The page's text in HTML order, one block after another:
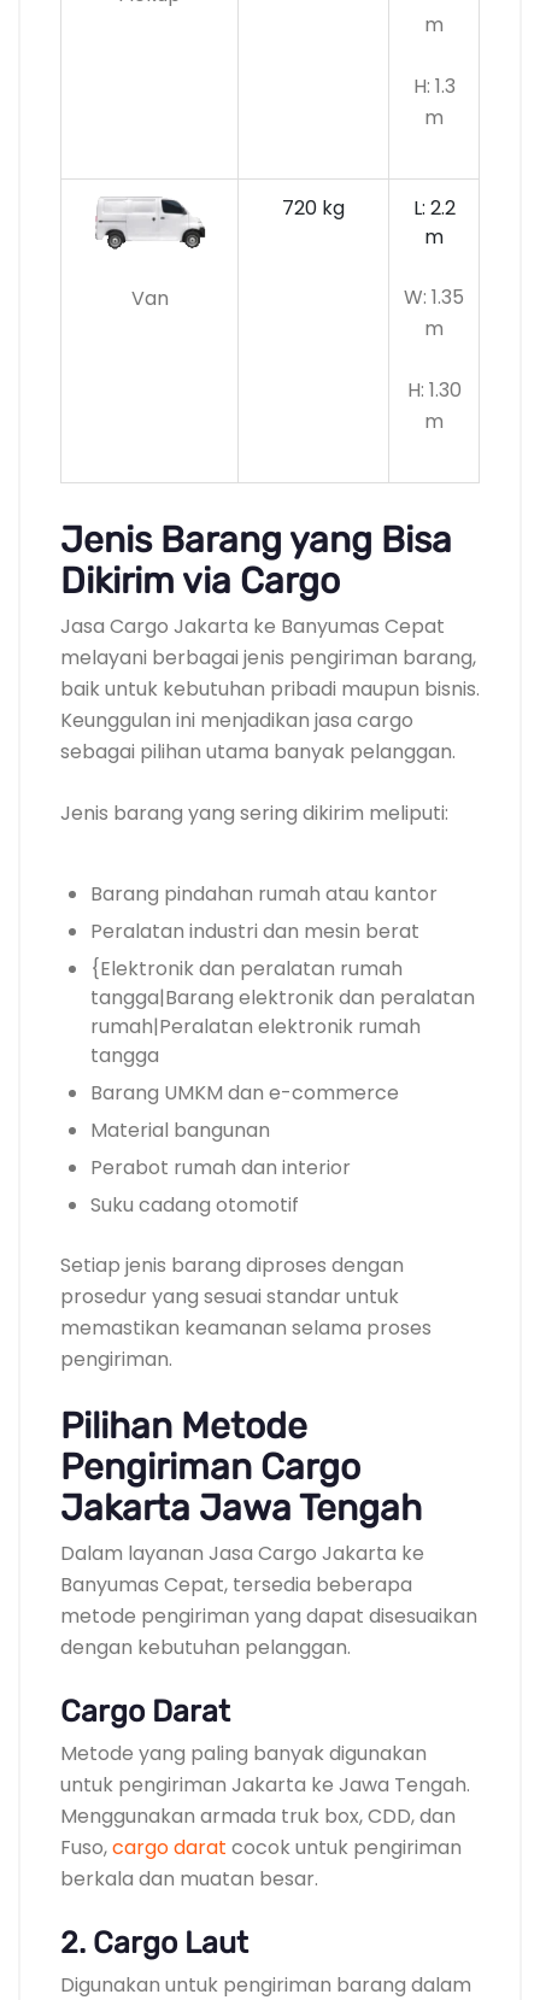
m
H: 1.3
m
Van
720 kg
L: 2.2
m
W: 1.35
m
H: 1.30
m
Jenis Barang yang Bisa
Dikirim via Cargo
Jasa Cargo Jakarta ke Banyumas Cepat
melayani berbagai jenis pengiriman barang,
baik untuk kebutuhan pribadi maupun bisnis.
Keunggulan ini menjadikan jasa cargo
sebagai pilihan utama banyak pelanggan.
Jenis barang yang sering dikirim meliputi:
Barang pindahan rumah atau kantor
Peralatan industri dan mesin berat
{Elektronik dan peralatan rumah
tangga|Barang elektronik dan peralatan
rumah|Peralatan elektronik rumah
tangga
Barang UMKM dan e-commerce
Material bangunan
Perabot rumah dan interior
Suku cadang otomotif
Setiap jenis barang diproses dengan
prosedur yang sesuai standar untuk
memastikan keamanan selama proses
pengiriman.
Pilihan Metode
Pengiriman Cargo
Jakarta Jawa Tengah
Dalam layanan Jasa Cargo Jakarta ke
Banyumas Cepat, tersedia beberapa
metode pengiriman yang dapat disesuaikan
dengan kebutuhan pelanggan.
Cargo Darat
Metode yang paling banyak digunakan
untuk pengiriman Jakarta ke Jawa Tengah.
Menggunakan armada truk box, CDD, dan
Fuso,cargo darat cocok untuk pengiriman
berkala dan muatan besar.
2. Cargo Laut
Digunakan untuk pengiriman barang dalam